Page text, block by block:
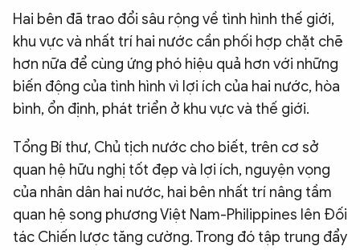
Hai bên đã trao đổi sâu rộng về tình hình thế giới,
khu vực và nhất trí hai nước cần phối hợp chặt chẽ
hơn nữa để cùng ứng phó hiệu quả hơn với những
biến động của tình hình vì lợi ích của hai nước, hòa
bình, ổn định, phát triển ở khu vực và thế giới.
Tổng Bí thư, Chủ tịch nước cho biết, trên cơ sở
quan hệ hữu nghị tốt đẹp và lợi ích, nguyện vọng
của nhân dân hai nước, hai bên nhất trí nâng tầm
quan hệ song phương Việt Nam-Philippines lên Đối
tác Chiến lược tăng cường. Trong đó tập trung đẩy